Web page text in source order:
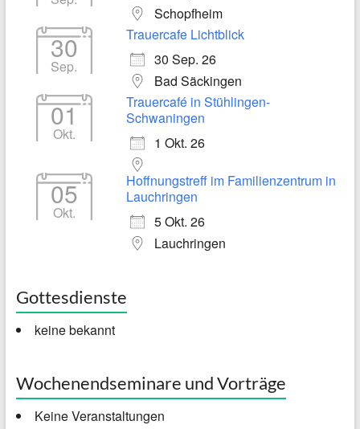
Schopfheim
30
Sep.
Trauercafe Lichtblick
30 Sep. 26
Bad Säckingen
01
Okt.
Trauercafé in Stühlingen-
Schwaningen
1 Okt. 26
05
Okt.
Hoffnungstreff im Familienzentrum in
Lauchringen
5 Okt. 26
Lauchringen
Gottesdienste
keine bekannt
Wochenendseminare und Vorträge
Keine Veranstaltungen